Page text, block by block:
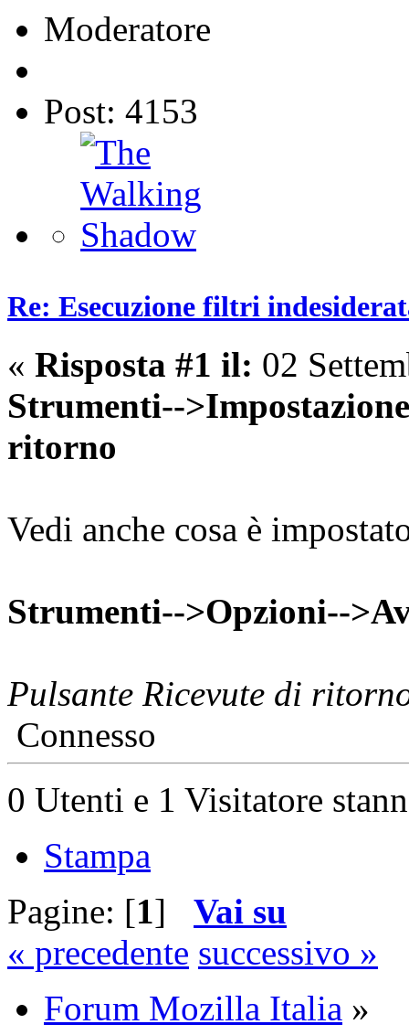
Moderatore
Post: 4153
Re: Esecuzione filtri
« Risposta #1 il: 02
Strumenti--
ritorno
Vedi anche cosa è
Strumenti-->Opzioni--
Pulsante Ricevute di
Connesso
0 Utenti e 1 Visitatore
Stampa
Pagine: [1] Vai su
« precedente successivo »
Forum Mozilla Italia »